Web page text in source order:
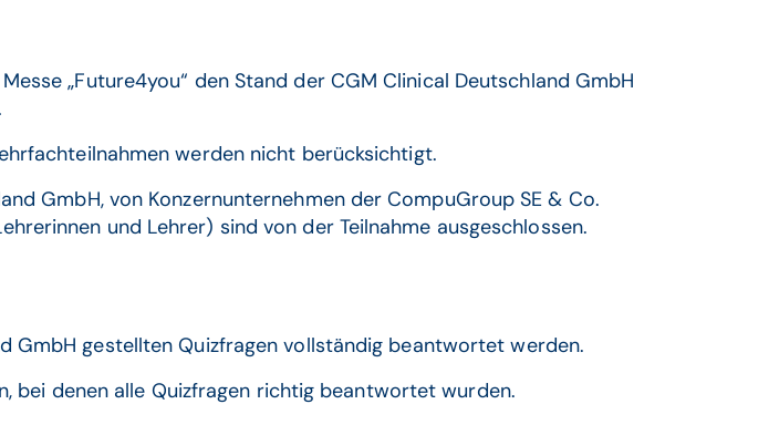
„Future4you“ den Stand der CGM Clinical Deutschland GmbH
werden nicht berücksichtigt.
GmbH, von Konzernunternehmen der CompuGroup SE & Co.
und Lehrer) sind von der Teilnahme ausgeschlossen.
GmbH gestellten Quizfragen vollständig beantwortet werden.
bei denen alle Quizfragen richtig beantwortet wurden.